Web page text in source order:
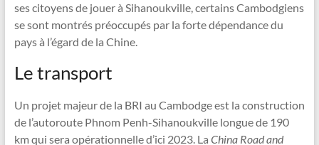
ses citoyens de jouer à Sihanoukville, certains Cambodgiens
se sont montrés préoccupés par la forte dépendance du
pays à l’égard de la Chine.
Le transport
Un projet majeur de la BRI au Cambodge est la construction
de l’autoroute Phnom Penh-Sihanoukville longue de 190
km qui sera opérationnelle d’ici 2023. La China Road and